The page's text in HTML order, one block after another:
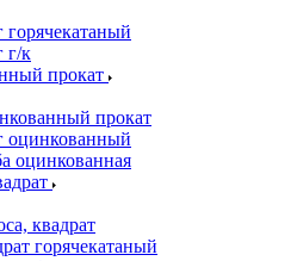
горячекатаный
г/к
прокат
прокат
оцинкованный
оцинкованная
квадрат
горячекатаный